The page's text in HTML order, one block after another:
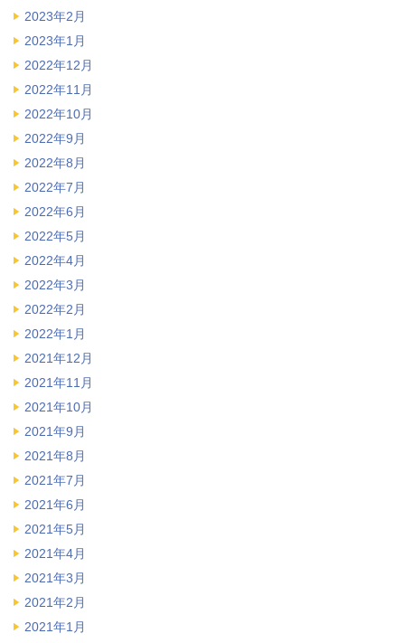
2023年2月
2023年1月
2022年12月
2022年11月
2022年10月
2022年9月
2022年8月
2022年7月
2022年6月
2022年5月
2022年4月
2022年3月
2022年2月
2022年1月
2021年12月
2021年11月
2021年10月
2021年9月
2021年8月
2021年7月
2021年6月
2021年5月
2021年4月
2021年3月
2021年2月
2021年1月